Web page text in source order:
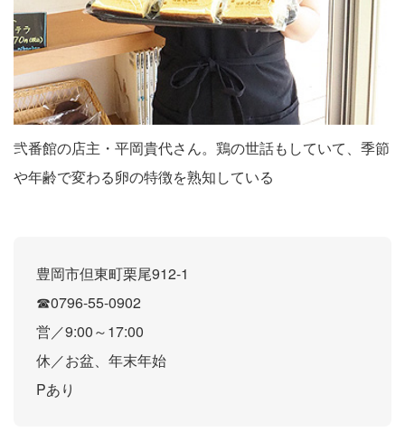
弐番館の店主・平岡貴代さん。鶏の世話もしていて、季節
や年齢で変わる卵の特徴を熟知している
豊岡市但東町栗尾912-1
☎0796-55-0902
営／9:00～17:00
休／お盆、年末年始
Pあり